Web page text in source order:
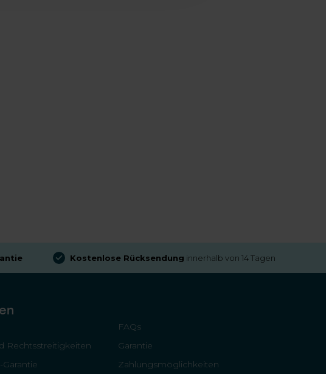
Kostenlose Rücksendung innerhalb von 14 Tagen
FAQs
Rechtsstreitigkeiten
Garantie
Zahlungsmöglichkeiten